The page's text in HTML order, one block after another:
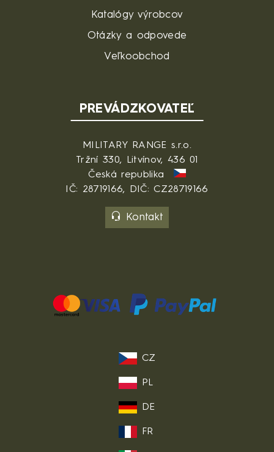
Katalógy výrobcov
Otázky a odpovede
Veľkoobchod
PREVÁDZKOVATEĽ
MILITARY RANGE s.r.o.
Tržní 330, Litvínov, 436 01
Česká republika
IČ: 28719166, DIČ: CZ28719166
Kontakt
CZ
PL
DE
FR